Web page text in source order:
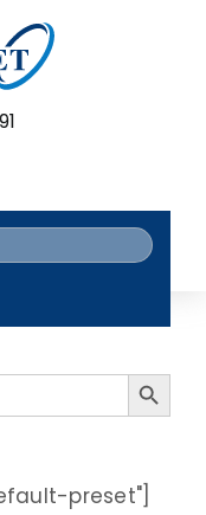
Search Button
preset"]